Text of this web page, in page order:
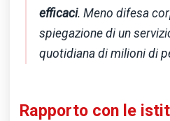
efficaci. Meno difesa
spiegazione di un
quotidiana di milioni di
Rapporto con le